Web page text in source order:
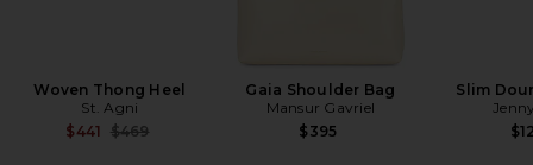
Woven Thong Heel
St. Agni
$441 Previous price:
$469
Gaia Shoulder Bag
Mansur Gavriel
$395
Slim